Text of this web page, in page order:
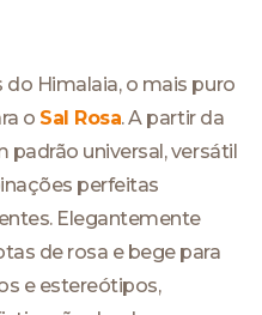
Himalaia, o mais puro
o Sal Rosa. A partir da
universal, versátil
perfeitas
Elegantemente
de rosa e bege para
e estereótipos,